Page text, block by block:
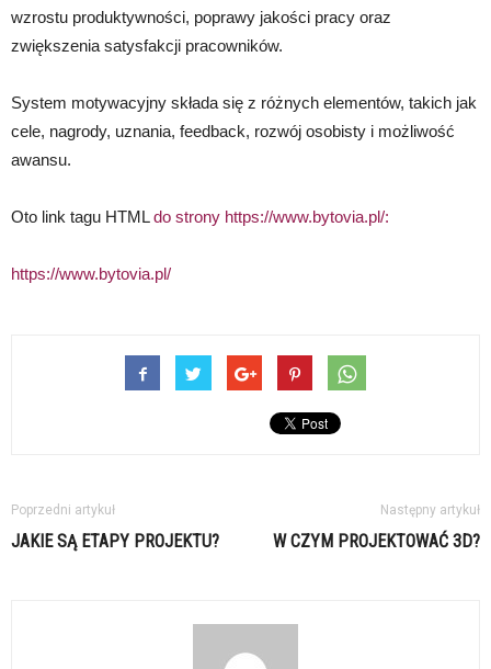
wzrostu produktywności, poprawy jakości pracy oraz
zwiększenia satysfakcji pracowników.
System motywacyjny składa się z różnych elementów, takich jak
cele, nagrody, uznania, feedback, rozwój osobisty i możliwość
awansu.
Oto link tagu HTMLdo strony https://www.bytovia.pl/:
https://www.bytovia.pl/
Poprzedni artykuł
JAKIE SĄ ETAPY PROJEKTU?
Następny artykuł
W CZYM PROJEKTOWAĆ 3D?